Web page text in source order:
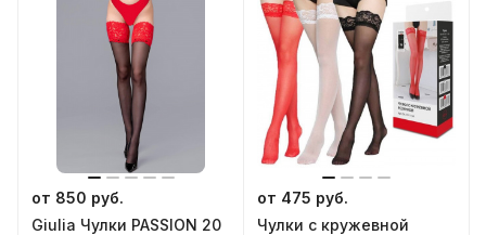
от 850 руб.
Giulia Чулки PASSION 20
от 475 руб.
Чулки с кружевной